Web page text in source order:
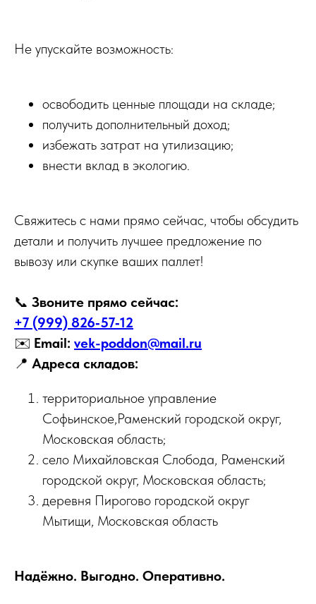
Не упускайте возможность:
освободить ценные площади на складе;
получить дополнительный доход;
избежать затрат на утилизацию;
внести вклад в экологию.
Свяжитесь с нами прямо сейчас, чтобы обсудить
детали и получить лучшее предложение по
вывозу или скупке ваших паллет!
📞 Звоните прямо сейчас:
+7 (999) 826‑57‑12
✉️ Email: vek-poddon@mail.ru
📍 Адреса складов:
территориальное управление
Софьинское,Раменский городской округ,
Московская область;
село Михайловская Слобода, Раменский
городской округ, Московская область;
деревня Пирогово городской округ
Мытищи, Московская область
Надёжно. Выгодно. Оперативно.